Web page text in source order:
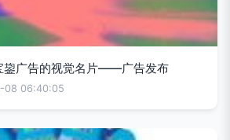
鋆广告的视觉名片——广告发布
08 06:40:05